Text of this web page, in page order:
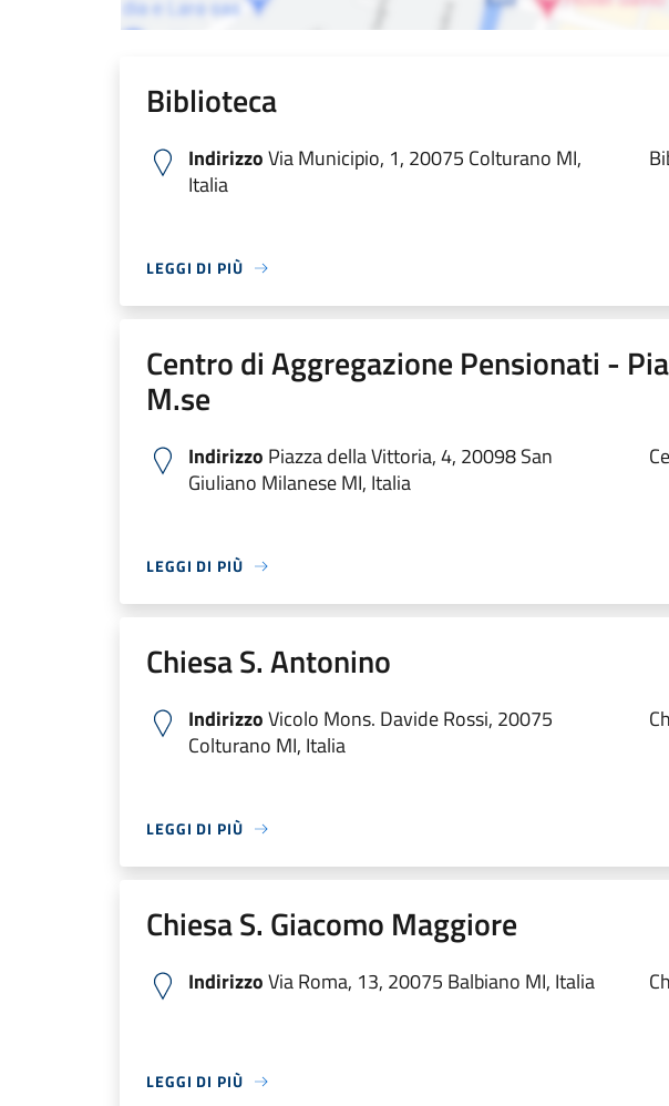
Biblioteca
IndirizzoVia Municipio, 1, 20075 Colturano MI,
Italia
LEGGI DI PIÙ
Centro di Aggregazione Pensionati -
M.se
Indirizzo Piazza della Vittoria, 4, 20098 San
Giuliano Milanese MI, Italia
LEGGI DI PIÙ
Chiesa S. Antonino
IndirizzoVicolo Mons. Davide Rossi, 20075
Colturano MI, Italia
LEGGI DI PIÙ
Chiesa S. Giacomo Maggiore
IndirizzoVia Roma, 13, 20075 Balbiano MI, Italia
LEGGI DI PIÙ